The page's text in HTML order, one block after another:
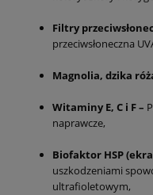
Filtry
przeciwsłoneczna
Magnolia, dzika
Witaminy E, C i F –
naprawcze,
Biofaktor HSP
uszkodzeniami
ultrafioletowym,